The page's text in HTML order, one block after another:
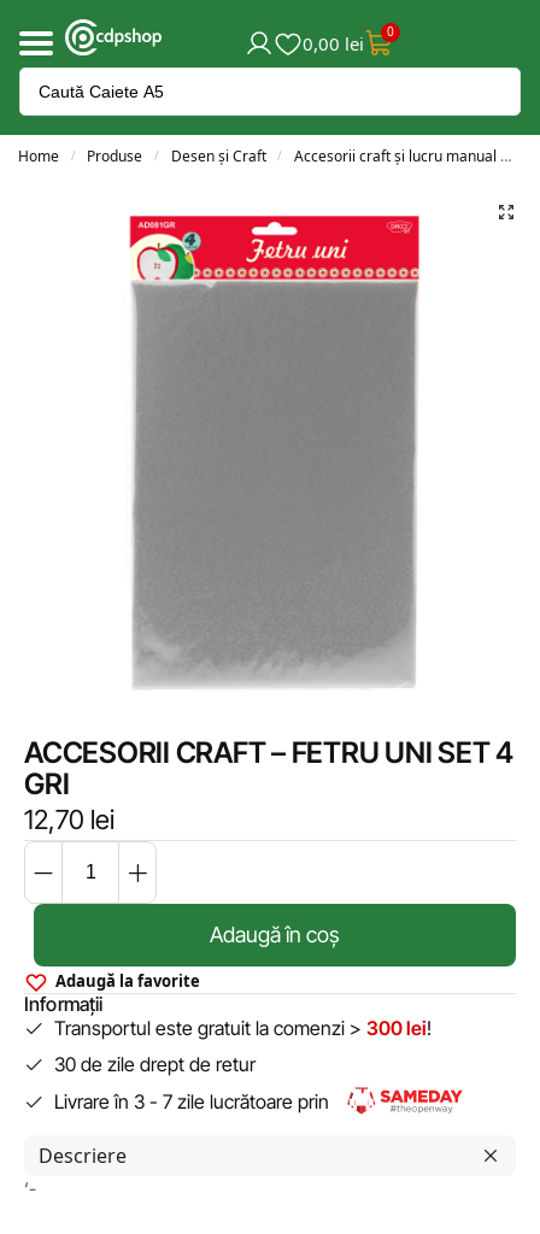
0,00 lei 0
Home / Produse / Desen și Craft / Accesorii craft și lucru manual
ACCESORII CRAFT – FETRU UNI SET 4
GRI
12,70 lei
Adaugă în coș
Adaugă la favorite
Informații
Transportul este gratuit la comenzi > 300 lei!
30 de zile drept de retur
Livrare în 3 - 7 zile lucrătoare prin
Descriere
‘-